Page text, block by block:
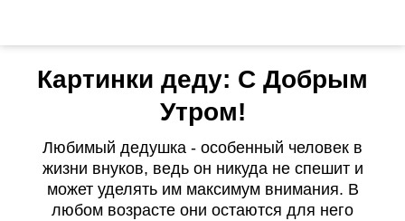
Картинки деду: С Добрым
Утром!
Любимый дедушка - особенный человек в
жизни внуков, ведь он никуда не спешит и
может уделять им максимум внимания. В
любом возрасте они остаются для него